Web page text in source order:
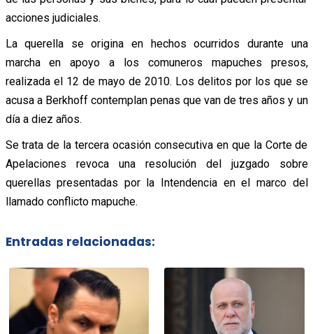
acciones judiciales.
La querella se origina en hechos ocurridos durante una
marcha en apoyo a los comuneros mapuches presos,
realizada el 12 de mayo de 2010. Los delitos por los que se
acusa a Berkhoff contemplan penas que van de tres años y un
día a diez años.
Se trata de la tercera ocasión consecutiva en que la Corte de
Apelaciones revoca una resolución del juzgado sobre
querellas presentadas por la Intendencia en el marco del
llamado conflicto mapuche.
Entradas relacionadas: